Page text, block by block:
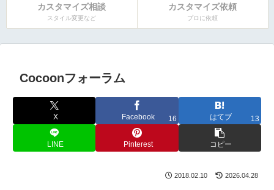
カスタマイズ相談
スタイル変更など
カスタマイズ依頼
プロに依頼
Cocoonフォーラム
X Facebook 16 はてブ 13
LINE Pinterest コピー
2018.02.10 2026.04.28